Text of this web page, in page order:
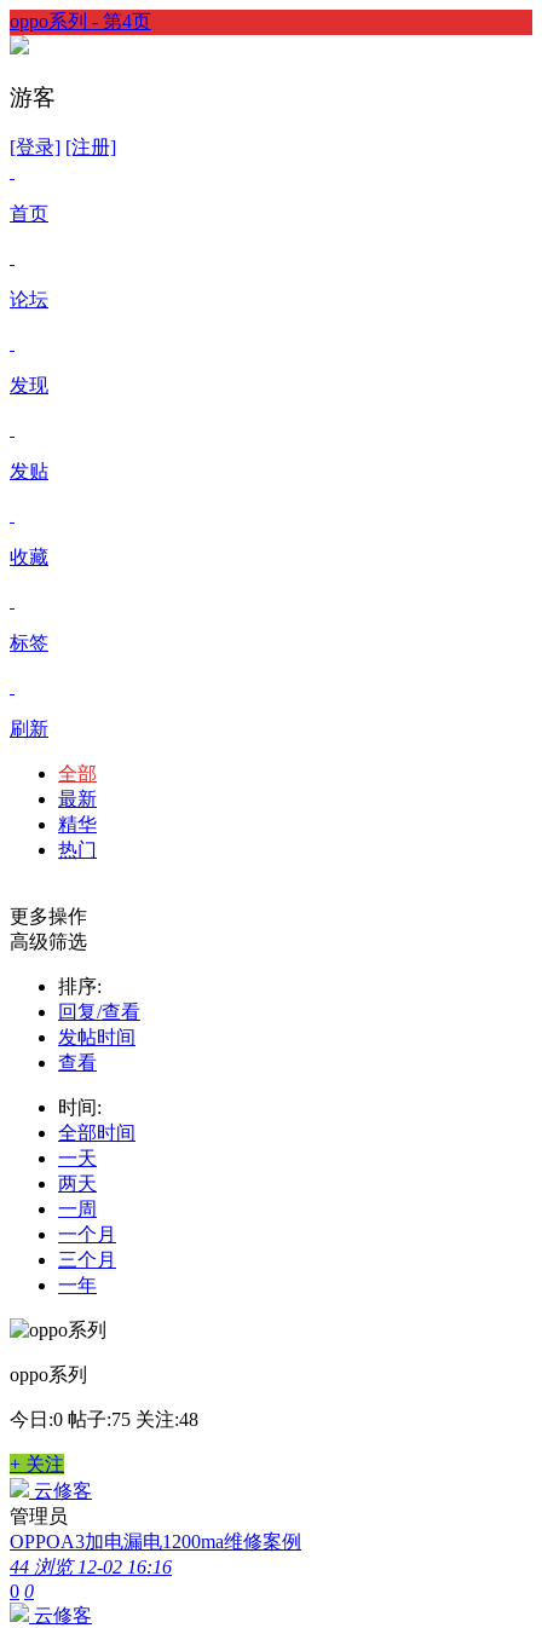
oppo系列 - 第4页
游客
[登录] [注册]
首页
论坛
发现
发贴
收藏
标签
刷新
全部
最新
精华
热门
更多操作
高级筛选
排序:
回复/查看
发帖时间
查看
时间:
全部时间
一天
两天
一周
一个月
三个月
一年
oppo系列
今日:0 帖子:75 关注:48
+ 关注
云修客
管理员
OPPOA3加电漏电1200ma维修案例
44 浏览 12-02 16:16
0 0
云修客